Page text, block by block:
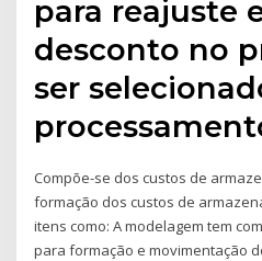
para reajuste
desconto no
ser
Compõe-se dos custos de
formação dos custos de
itens como: A modelagem tem
para formação e movimentação